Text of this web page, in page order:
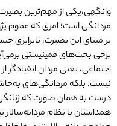
وانگهی،یکی از مهم‌ترین
مردانگی است؛ امری که عموم
بر مبنای این بصیرت، نابرابری
برخی بحث‌های فمینیستی
اجتماعی، یعنی مردان
نیست. بلکه مردانگی‌های
درست به همان صورت که
همداستان با نظام مردانه‌سالار